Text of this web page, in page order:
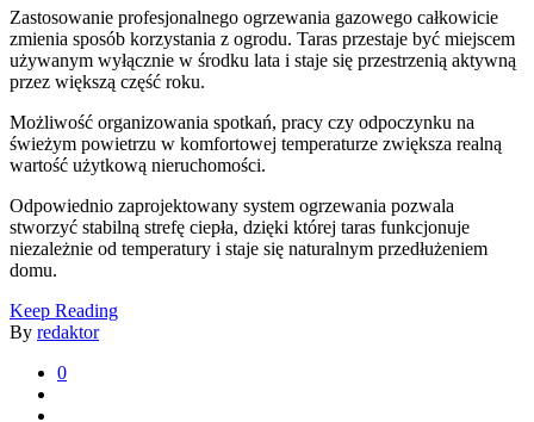
Zastosowanie profesjonalnego ogrzewania gazowego całkowicie
zmienia sposób korzystania z ogrodu. Taras przestaje być miejscem
używanym wyłącznie w środku lata i staje się przestrzenią aktywną
przez większą część roku.
Możliwość organizowania spotkań, pracy czy odpoczynku na
świeżym powietrzu w komfortowej temperaturze zwiększa realną
wartość użytkową nieruchomości.
Odpowiednio zaprojektowany system ogrzewania pozwala
stworzyć stabilną strefę ciepła, dzięki której taras funkcjonuje
niezależnie od temperatury i staje się naturalnym przedłużeniem
domu.
Keep Reading
By redaktor
0